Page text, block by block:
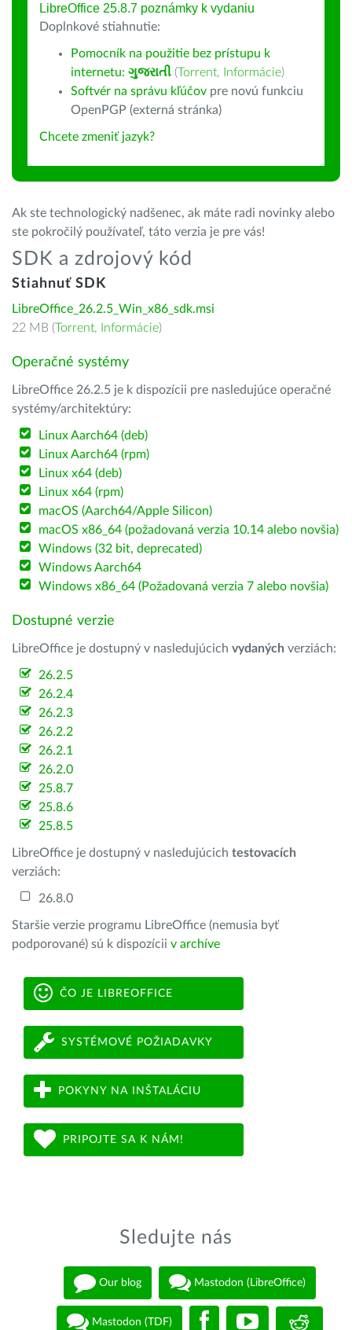
LibreOffice 25.8.7 poznámky k vydaniu
Doplnkové stiahnutie:
Pomocník na použitie bez prístupu k
internetu: ગુજરાતી (Torrent, Informácie)
Softvér na správu kľúčov pre novú funkciu
OpenPGP (externá stránka)
Chcete zmeniť jazyk?
Ak ste technologický nadšenec, ak máte radi novinky alebo
ste pokročilý používateľ, táto verzia je pre vás!
SDK a zdrojový kód
Stiahnuť SDK
LibreOffice_26.2.5_Win_x86_sdk.msi
22 MB (Torrent, Informácie)
Operačné systémy
LibreOffice 26.2.5 je k dispozícii pre nasledujúce operačné
systémy/architektúry:
Linux Aarch64 (deb)
Linux Aarch64 (rpm)
Linux x64 (deb)
Linux x64 (rpm)
macOS (Aarch64/Apple Silicon)
macOS x86_64 (požadovaná verzia 10.14 alebo novšia)
Windows (32 bit, deprecated)
Windows Aarch64
Windows x86_64 (Požadovaná verzia 7 alebo novšia)
Dostupné verzie
LibreOffice je dostupný v nasledujúcich vydaných verziách:
26.2.5
26.2.4
26.2.3
26.2.2
26.2.1
26.2.0
25.8.7
25.8.6
25.8.5
LibreOffice je dostupný v nasledujúcich testovacích
verziách:
26.8.0
Staršie verzie programu LibreOffice (nemusia byť
podporované) sú k dispozícii v archíve
ČO JE LIBREOFFICE
SYSTÉMOVÉ POŽIADAVKY
POKYNY NA INŠTALÁCIU
PRIPOJTE SA K NÁM!
Sledujte nás
Our blog Mastodon (LibreOffice)
Mastodon (TDF)